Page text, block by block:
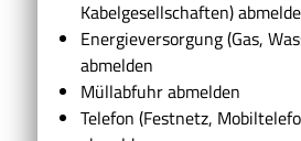
Kabelgesellschaften)
Energieversorgung (Gas,
abmelden
Müllabfuhr abmelden
Telefon (Festnetz,